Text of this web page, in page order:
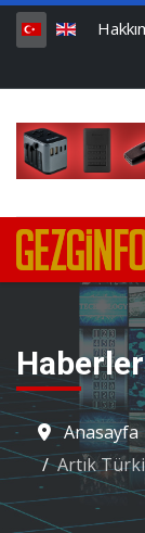
Haberler
Anasayfa
Artık